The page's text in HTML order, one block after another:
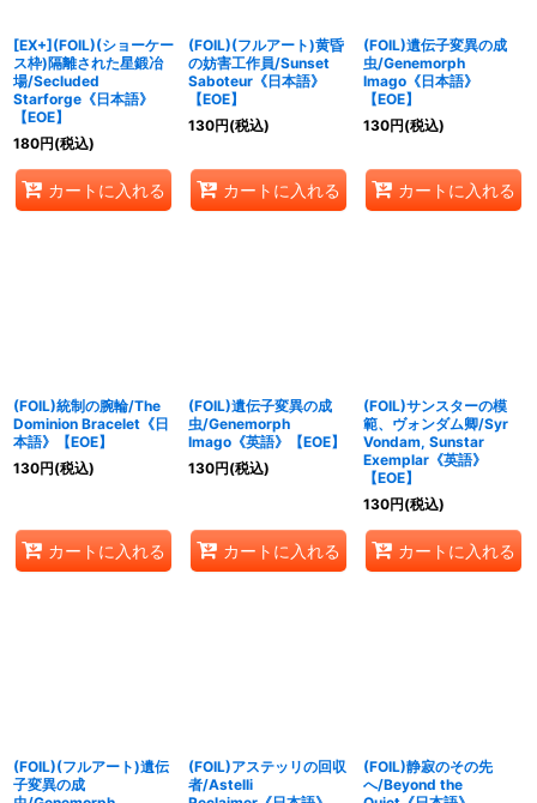
[EX+](FOIL)(ショーケー
ス枠)隔離された星鍛冶
場/Secluded
Starforge《日本語》
【EOE】
180円(税込)
カートに入れる
(FOIL)(フルアート)黄昏
の妨害工作員/Sunset
Saboteur《日本語》
【EOE】
130円(税込)
カートに入れる
(FOIL)遺伝子変異の成
虫/Genemorph
Imago《日本語》
【EOE】
130円(税込)
カートに入れる
(FOIL)統制の腕輪/The
Dominion Bracelet《日
本語》【EOE】
130円(税込)
カートに入れる
(FOIL)遺伝子変異の成
虫/Genemorph
Imago《英語》【EOE】
130円(税込)
カートに入れる
(FOIL)サンスターの模
範、ヴォンダム卿/Syr
Vondam, Sunstar
Exemplar《英語》
【EOE】
130円(税込)
カートに入れる
(FOIL)(フルアート)遺伝
子変異の成
(FOIL)アステッリの回収
者/Astelli
(FOIL)静寂のその先
へ/Beyond the